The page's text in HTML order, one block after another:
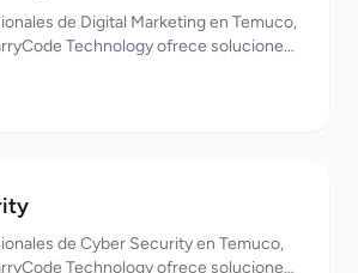
de Digital Marketing en Temuco,
Technology ofrece soluciones
de Cyber Security en Temuco,
Technology ofrece soluciones